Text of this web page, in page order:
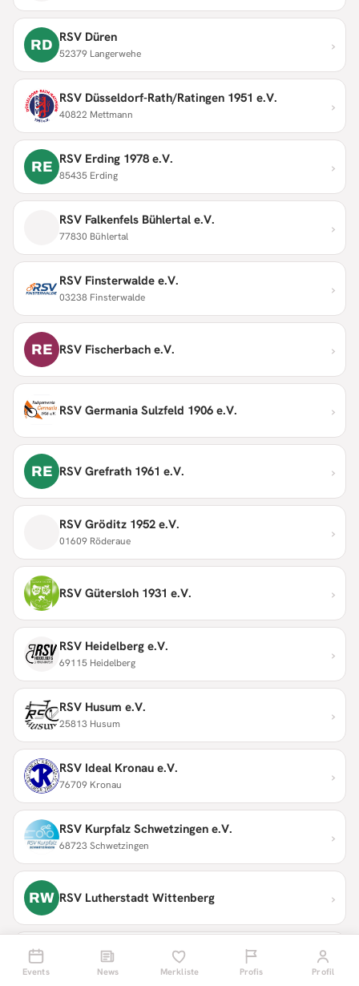
RD RSV Düren
52379 Langerwehe ›
RSV Düsseldorf-Rath/Ratingen 1951 e.V.
40822 Mettmann ›
RE RSV Erding 1978 e.V.
85435 Erding ›
RSV Falkenfels Bühlertal e.V.
77830 Bühlertal ›
RSV Finsterwalde e.V.
03238 Finsterwalde ›
RE RSV Fischerbach e.V. ›
RSV Germania Sulzfeld 1906 e.V. ›
RE RSV Grefrath 1961 e.V. ›
RSV Gröditz 1952 e.V.
01609 Röderaue ›
RSV Gütersloh 1931 e.V. ›
RSV Heidelberg e.V.
69115 Heidelberg ›
RSV Husum e.V.
25813 Husum ›
RSV Ideal Kronau e.V.
76709 Kronau ›
RSV Kurpfalz Schwetzingen e.V.
68723 Schwetzingen ›
RW RSV Lutherstadt Wittenberg ›
RSV Moosburg e.V.
85368 Moosburg a.d. Isar
© 2008–2026 Radsport Events
Für Partner ImpressumDatenschutzÜber uns
Events News Merkliste Profis Profil